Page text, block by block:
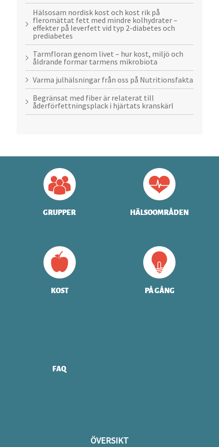
Hälsosam nordisk kost och kost rik på
fleromättat fett med mindre kolhydrater –
effekter på leverfett vid typ 2-diabetes och
prediabetes
Tarmfloran genom livet – hur kost, miljö och
åldrande formar tarmens mikrobiota
Varma julhälsningar från oss på Nutritionsfakta
Begränsat med fiber är relaterat till
åderförfettningsplack i hjärtats kranskärl
GRUPPER HÄLSOOMRÅDEN
KOST PÅ GÅNG
FAQ
ÖVERSIKT